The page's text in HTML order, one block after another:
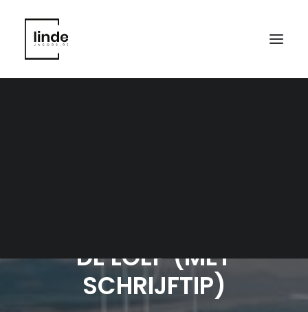
DE LOEP (MÉT
SCHRIJFTIP)